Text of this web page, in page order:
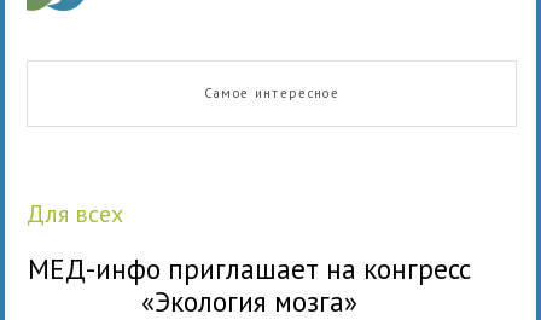
Самое интересное
для всех
МЕД-инфо приглашает на конгресс
«Экология мозга»